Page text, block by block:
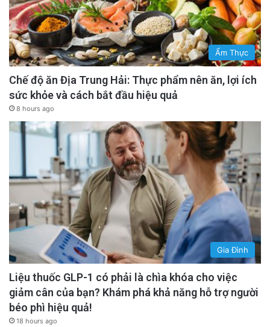
Ẩm Thực
Chế độ ăn Địa Trung Hải: Thực phẩm nên ăn, lợi ích
sức khỏe và cách bắt đầu hiệu quả
8 hours ago
Gia Đình
Liệu thuốc GLP-1 có phải là chìa khóa cho việc
giảm cân của bạn? Khám phá khả năng hỗ trợ người
béo phì hiệu quả!
18 hours ago